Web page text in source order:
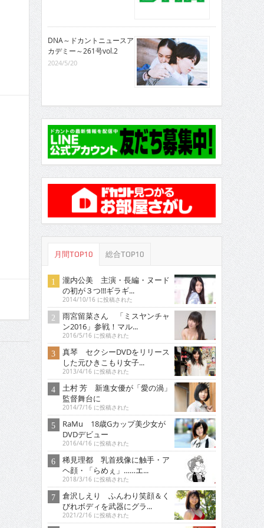
DNA～ドカントニュースア
カデミー～261号vol.2
2024/5/20
月間TOP10 総合TOP10
瀧内公美 主演・長編・ヌード
の初が３つ!!!ギラギ...
2014/10/16 に投稿された
雨宮留菜さん 「ミスヤンチャ
ン2016」参戦！マル...
2016/5/16 に投稿された
真琴 セクシーDVDをリリース
した元ひきこもり女子...
2013/4/16 に投稿された
土村 芳 新進女優が「愛の渦」
監督舞台に
2014/7/16 に投稿された
RaMu 18歳Gカップ美少女が
DVDデビュー
2016/4/16 に投稿された
稀見理都 乳首残像に触手・ア
ヘ顔・「らめぇ」……エ...
2018/3/16 に投稿された
倉沢しえり ふんわり笑顔＆く
びれボディを武器にグラ...
2021/2/16 に投稿された